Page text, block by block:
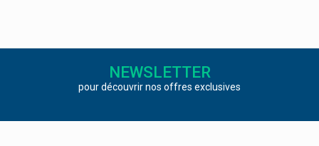
NEWSLETTER
pour découvrir nos offres exclusives